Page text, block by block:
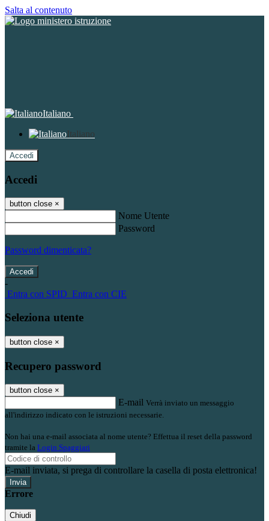
Salta al contenuto
Italiano
Italiano
Accedi
Accedi
button close ×
Nome Utente
Password
Password dimenticata?
-
Entra con SPID Entra con CIE
Seleziona utente
button close ×
Recupero password
button close ×
E-mail Verrà inviato un messaggio
all'indirizzo indicato con le istruzioni necessarie.
Non hai una e-mail associata al nome utente? Effettua il reset della password
tramite la Login Spaggiari
E-mail inviata, si prega di controllare la casella di posta elettronica!
Errore
Chiudi